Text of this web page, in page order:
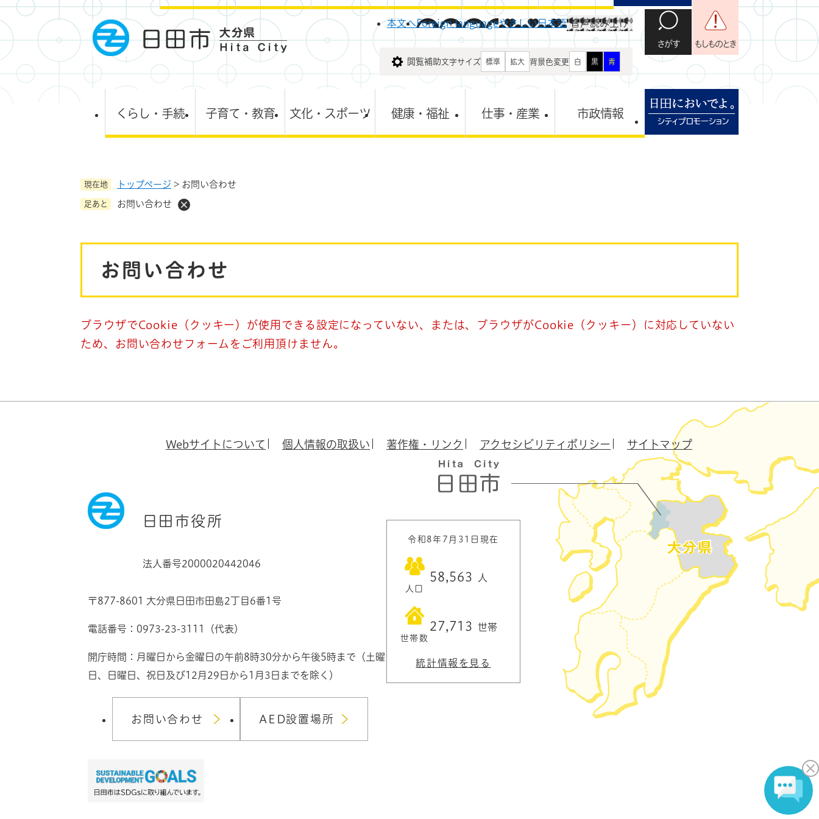
ペ
ー
の
メニューを飛ばして本文へ
本文へForeign languageやさしい日本語 音声読み上げ
閲覧補助文字サイズ 標準 拡大 背景色変更 白 黒 青
さがす もしものとき
くらし・手続 子育て・教育 文化・スポーツ 健康・福祉 仕事・産業 市政情報
現在地 トップページ > お問い合わせ
足あと お問い合わせ
お問い合わせ
ブラウザでCookie（クッキー）が使用できる設定になっていない、または、ブラウザがCookie（クッキー）に対応していない
ため、お問い合わせフォームをご利用頂けません。
Webサイトについて 個人情報の取扱い 著作権・リンク アクセシビリティポリシー サイトマップ
日田市役所
法人番号2000020442046
〒877-8601 大分県日田市田島2丁目6番1号
電話番号：0973-23-3111（代表）
開庁時間：月曜日から金曜日の午前8時30分から午後5時まで（土曜
日、日曜日、祝日及び12月29日から1月3日までを除く）
お問い合わせ AED設置場所
令和8年7月31日現在
人口
58,563 人
世帯数
27,713 世帯
統計情報を見る